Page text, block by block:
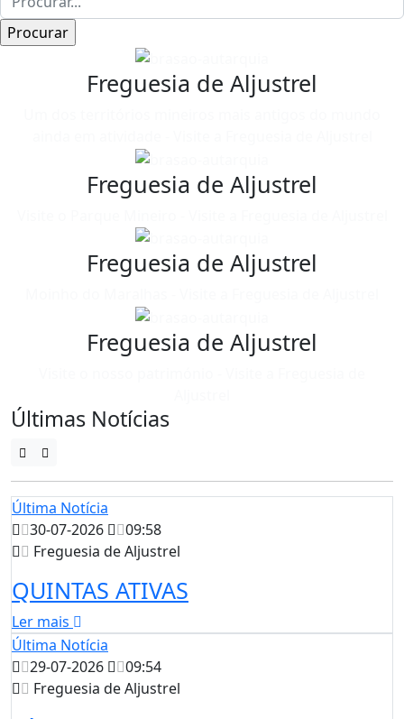
Freguesia de Aljustrel
Freguesia de Aljustrel
Freguesia de Aljustrel
Freguesia de Aljustrel
Últimas Notícias
Última Notícia
30-07-2026
09:58
Freguesia de Aljustrel
QUINTAS ATIVAS
Ler mais
Última Notícia
29-07-2026
09:54
Freguesia de Aljustrel